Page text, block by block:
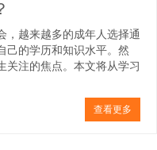
，越来越多的成年人选择通
己的学历和知识水平。然
关注的焦点。本文将从学习
查看更多